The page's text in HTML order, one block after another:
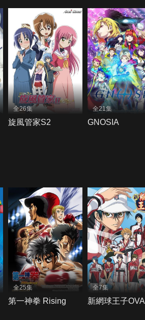
全26集
旋風管家S2
全21集
GNOSIA
全25集
第一神拳 Rising
全7集
新網球王子OVA